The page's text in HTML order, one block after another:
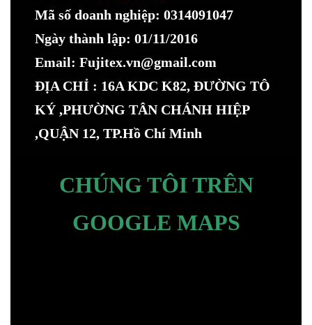
Mã số doanh nghiệp: 0314091047
Ngày thành lập: 01/11/2016
Email: Fujitex.vn@gmail.com
ĐỊA CHỈ : 16A KDC K82, ĐƯỜNG TÔ
KÝ ,PHƯỜNG TÂN CHÁNH HIỆP
,QUẬN 12, TP.Hồ Chí Minh
CHÚNG TÔI TRÊN
GOOGLE MAPS